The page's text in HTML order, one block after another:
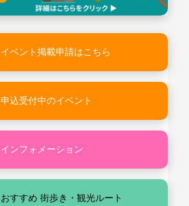
イベント掲載申請はこちら
申込受付中のイベント
インフォメーション
おすすめ 街歩き・観光ルート